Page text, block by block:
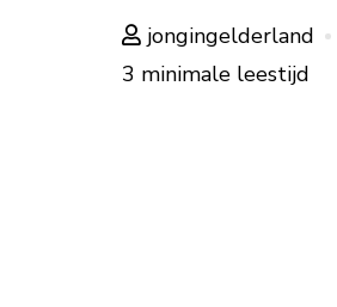
jongingelderland
3 minimale leestijd